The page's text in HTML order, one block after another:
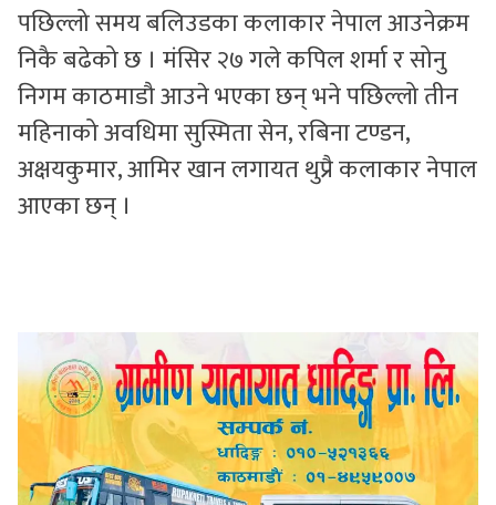
पछिल्लो समय बलिउडका कलाकार नेपाल आउनेक्रम
निकै बढेको छ । मंसिर २७ गले कपिल शर्मा र सोनु
निगम काठमाडौ आउने भएका छन् भने पछिल्लो तीन
महिनाको अवधिमा सुस्मिता सेन, रबिना टण्डन,
अक्षयकुमार, आमिर खान लगायत थुप्रै कलाकार नेपाल
आएका छन् ।